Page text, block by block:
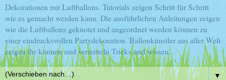
Dekorationen mit Luftballons. Tutorials zeigen Schritt für Schritt
wie es gemacht werden kann. Die ausführlichen Anleitungen zeigen
wie die Luftballons geknotet und angeordnet werden können zu
einer eindrucksvollen Partydekoration. Ballonkünstler aus aller Welt
zeigen ihr können und vermitteln Tricks und wissen.
▼